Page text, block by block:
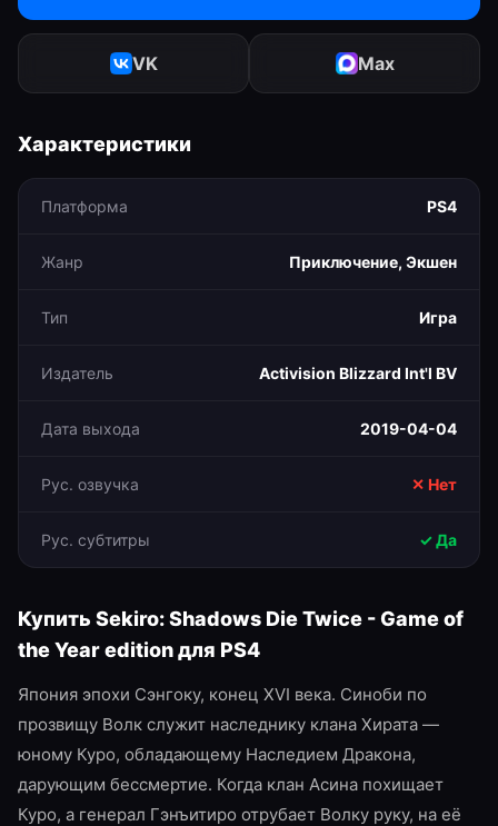
VK Max
Характеристики
Платформа PS4
Жанр Приключение, Экшен
Тип Игра
Издатель Activision Blizzard Int'l BV
Дата выхода 2019-04-04
Рус. озвучка ✕ Нет
Рус. субтитры ✓ Да
Купить Sekiro: Shadows Die Twice - Game of
the Year editionдля PS4
Япония эпохи Сэнгоку, конец XVI века. Синоби по
прозвищу Волк служит наследнику клана Хирата —
юному Куро, обладающему Наследием Дракона,
дарующим бессмертие. Когда клан Асина похищает
Куро, а генерал Гэнъитиро отрубает Волку руку, на её